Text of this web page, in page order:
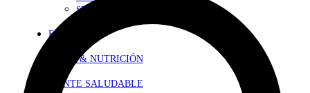
SEXY-SALUD
EN FORMA
DIETA & NUTRICIÓN
MENTE SALUDABLE